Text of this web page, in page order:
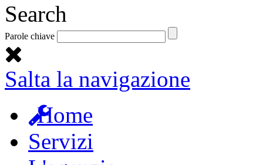
Search
Parole chiave
Salta la navigazione
Home
Servizi